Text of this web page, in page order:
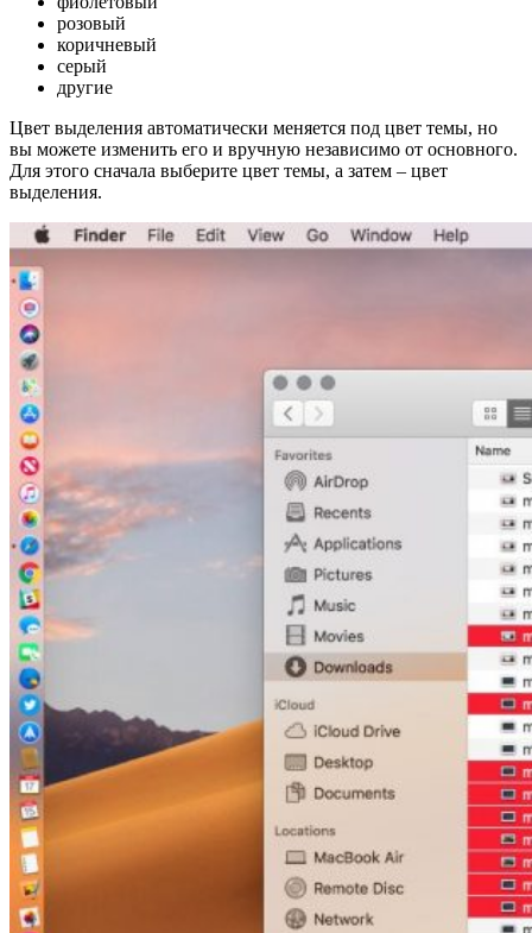
розовый
коричневый
серый
другие
Цвет выделения автоматически меняется под цвет темы, но
вы можете изменить его и вручную независимо от основного.
Для этого сначала выберите цвет темы, а затем – цвет
выделения.